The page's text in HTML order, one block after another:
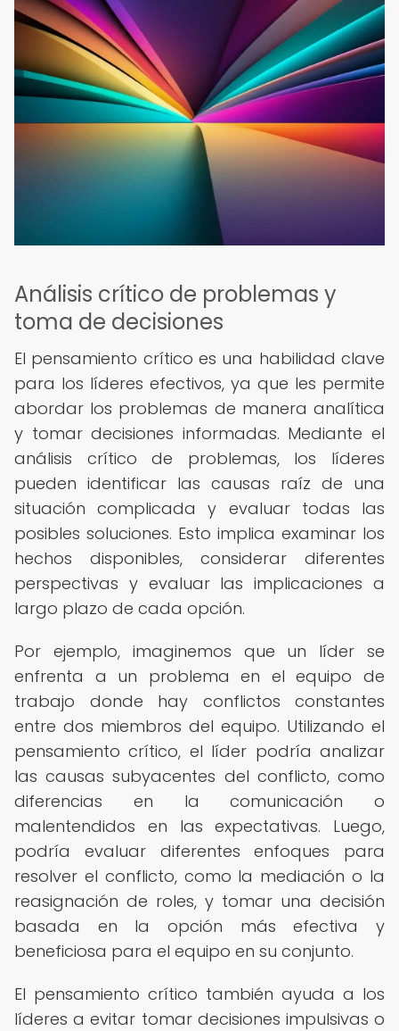
Análisis crítico de problemas y
toma de decisiones
El pensamiento crítico es una habilidad clave
para los líderes efectivos, ya que les permite
abordar los problemas de manera analítica
y tomar decisiones informadas. Mediante el
análisis crítico de problemas, los líderes
pueden identificar las causas raíz de una
situación complicada y evaluar todas las
posibles soluciones. Esto implica examinar los
hechos disponibles, considerar diferentes
perspectivas y evaluar las implicaciones a
largo plazo de cada opción.
Por ejemplo, imaginemos que un líder se
enfrenta a un problema en el equipo de
trabajo donde hay conflictos constantes
entre dos miembros del equipo. Utilizando el
pensamiento crítico, el líder podría analizar
las causas subyacentes del conflicto, como
diferencias en la comunicación o
malentendidos en las expectativas. Luego,
podría evaluar diferentes enfoques para
resolver el conflicto, como la mediación o la
reasignación de roles, y tomar una decisión
basada en la opción más efectiva y
beneficiosa para el equipo en su conjunto.
El pensamiento crítico también ayuda a los
líderes a evitar tomar decisiones impulsivas o